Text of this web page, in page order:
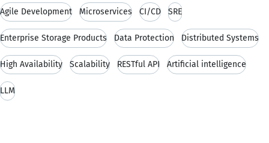
Agile Development Microservices CI/CD SRE
Enterprise Storage Products Data Protection Distributed Systems
High Availability Scalability RESTful API Artificial intelligence
LLM